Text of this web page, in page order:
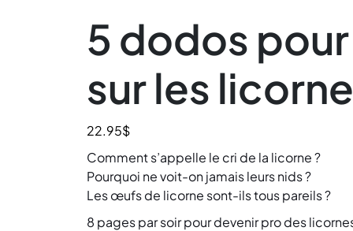
5 dodos
sur les
22.95$
Comment s’appelle le cri de la licorne ?
Pourquoi ne voit-on jamais leurs nids ?
Les œufs de licorne sont-ils tous pareils ?
8 pages par soir pour devenir pro des